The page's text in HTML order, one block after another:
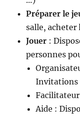
Préparer le
salle, acheter
Jouer :
personnes
Invitations
Aide :